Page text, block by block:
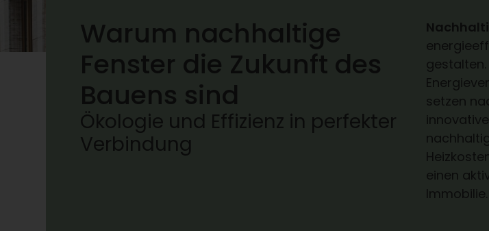
Warum nachhaltige
Fenster die Zukunft des
Bauens sind
Ökologie und Effizienz in perfekter
Verbindung
setzen
einen
Immobilie.